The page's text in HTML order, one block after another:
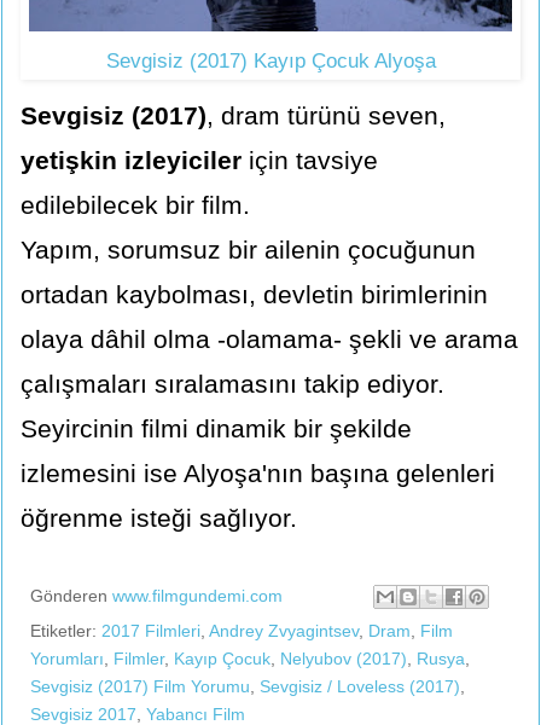
Sevgisiz (2017) Kayıp Çocuk Alyoşa
Sevgisiz (2017), dram türünü seven,
yetişkin izleyiciler için tavsiye
edilebilecek bir film.
Yapım, sorumsuz bir ailenin çocuğunun
ortadan kaybolması, devletin birimlerinin
olaya dâhil olma -olamama- şekli ve arama
çalışmaları sıralamasını takip ediyor.
Seyircinin filmi dinamik bir şekilde
izlemesini ise Alyoşa'nın başına gelenleri
öğrenme isteği sağlıyor.
Gönderen www.filmgundemi.com
Etiketler: 2017 Filmleri Andrey Zvyagintsev, Dram
Film
Yorumları
Filmler, Kayıp Çocuk Nelyubov (2017) Rusya
Sevgisiz (2017) Film Yorumu
Sevgisiz / Loveless (2017)
Sevgisiz 2017 Yabancı Film